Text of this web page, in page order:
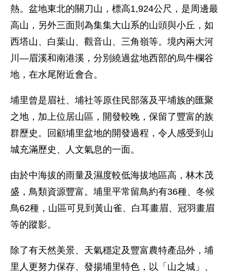
熱。盆地東北的關刀山，標高1,924公尺，是周邊最
高山，另外三面則為集集大山系的山頭與小丘，如
西塔山、白葉山、觀音山、三角嶺等。境內兩大河
川—眉溪和南港溪，分別繞過盆地西部的烏牛欄谷
地，在水尾附近會合。
埔里曾是眉社、埔社等原住民部落及平埔族的匯聚
之地，加上位居山區，開發較晚，保留了豐富的族
群歷史。回顧埔里盆地的開發過程，令人感受到山
城充滿歷史、人文氣息的一面。
由於中海拔的雨量及濕度較低海拔地區高，林木茂
盛，鳥類資源豐富。埔里平常留鳥約有36種、冬候
鳥62種，山區可見到黃山雀、白耳畫眉、冠羽畫眉
等的蹤影。
除了有天然美景、天氣穩定及豐富農特產品外，埔
里人更努力保存、發揚埔里特色，以「山之城」、